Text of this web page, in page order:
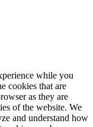
while you
cookies that are
as they are
of the website. We
and understand how